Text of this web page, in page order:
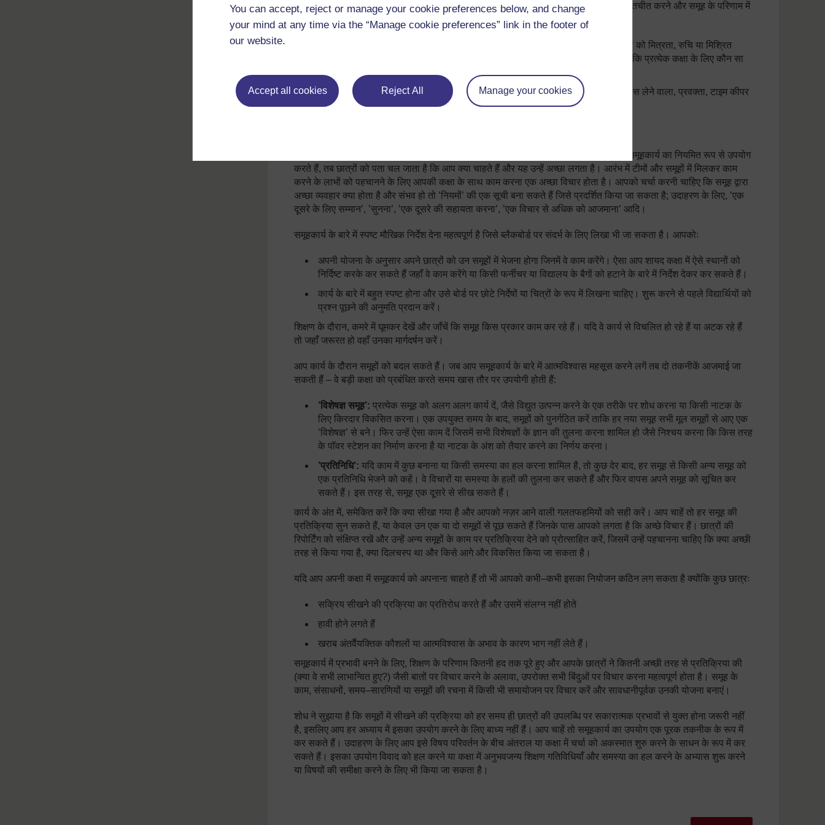
You can accept, reject or manage your cookie preferences below, and change
your mind at any time via the “Manage cookie preferences” link in the footer of
our website.
Accept all cookies Reject All Manage your cookies
उम्र के दायरे पर निर्भर करेगा। आदर्श रूप से समूह में हर एक को एक दूसरे से मिलने, बिना चिल्लाए बातचीत करने और समूह के परिणाम में
योगदान करना चाहिए।
तय करें कि आप छात्रों को कैसे और क्यों समूहों में विभाजित करेंगे; उदाहरण के लिए, आप समूहों को मित्रता, रुचि या मिश्रित
दक्षता के अनुसार विभाजित कर सकते हैं। अलग अलग तरीकों का प्रयोग करें और समीक्षा करें कि प्रत्येक कक्षा के लिए कौन सा
इस बात की योजना बनाएं कि समूह के सदस्यों को आप क्या भूमिकाएं देंगे (उदाहरण के लिए, नोटस लेने वाला, प्रवक्ता, टाइम कीपर
या उपकरण का संग्रहकर्ता), और कि इसे कैसे स्पष्ट करेंगे।
अच्छे समूहकार्य को प्रबंधित करने के लिए आप दिनचर्या और नियम निर्धारित कर सकते हैं। जब आप समूहकार्य का नियमित रूप से उपयोग
करते हैं, तब छात्रों को पता चल जाता है कि आप क्या चाहते हैं और यह उन्हें अच्छा लगता है। आरंभ में टीमों और समूहों में मिलकर काम
करने के लाभों को पहचानने के लिए आपकी कक्षा के साथ काम करना एक अच्छा विचार होता है। आपको चर्चा करनी चाहिए कि समूह द्वारा
अच्छा व्यवहार क्या होता है और संभव हो तो ’नियमों’ की एक सूची बना सकते हैं जिसे प्रदर्शित किया जा सकता है; उदाहरण के लिए, ’एक
दूसरे के लिए सम्मान’, ’सुनना’, ’एक दूसरे की सहायता करना’, ’एक विचार से अधिक को आजमाना’ आदि।
समूहकार्य के बारे में स्पष्ट मौखिक निर्देश देना महत्वपूर्ण है जिसे ब्लैकबोर्ड पर संदर्भ के लिए लिखा भी जा सकता है। आपकोः
अपनी योजना के अनुसार अपने छात्रों को उन समूहों में भेजना होगा जिनमें वे काम करेंगे। ऐसा आप शायद कक्षा में ऐसे स्थानों को
निर्दिष्ट करके कर सकते हैं जहाँ वे काम करेंगे या किसी फर्नीचर या विद्यालय के बैगों को हटाने के बारे में निर्देश देकर कर सकते हैं।
कार्य के बारे में बहुत स्पष्ट होना और उसे बोर्ड पर छोटे निर्देषों या चित्रों के रूप में लिखना चाहिए। शुरू करने से पहले विद्यार्थियों को
प्रश्न पूछने की अनुमति प्रदान करें।
शिक्षण के दौरान, कमरे में घूमकर देखें और जाँचें कि समूह किस प्रकार काम कर रहे हैं। यदि वे कार्य से विचलित हो रहे हैं या अटक रहे हैं
तो जहाँ जरूरत हो वहाँ उनका मार्गदर्षन करें।
आप कार्य के दौरान समूहों को बदल सकते हैं। जब आप समूहकार्य के बारे में आत्मविश्वास महसूस करने लगें तब दो तकनीकें आजमाई जा
सकती हैं – वे बड़ी कक्षा को प्रबंधित करते समय खास तौर पर उपयोगी होती हैं:
’विशेषज्ञ समूह’: प्रत्येक समूह को अलग अलग कार्य दें, जैसे विद्युत उत्पन्न करने के एक तरीके पर शोध करना या किसी नाटक के
लिए किरदार विकसित करना। एक उपयुक्त समय के बाद, समूहों को पुनर्गठित करें ताकि हर नया समूह सभी मूल समूहों से आए एक
’विशेषज्ञ’ से बने। फिर उन्हें ऐसा काम दें जिसमें सभी विशेषज्ञों के ज्ञान की तुलना करना शामिल हो जैसे निश्चय करना कि किस तरह
के पॉवर स्टेशन का निर्माण करना है या नाटक के अंश को तैयार करने का निर्णय करना।
’प्रतिनिधि’: यदि काम में कुछ बनाना या किसी समस्या का हल करना शामिल है, तो कुछ देर बाद, हर समूह से किसी अन्य समूह को
एक प्रतिनिधि भेजने को कहें। वे विचारों या समस्या के हलों की तुलना कर सकते हैं और फिर वापस अपने समूह को सूचित कर
सकते हैं। इस तरह से, समूह एक दूसरे से सीख सकते हैं।
कार्य के अंत में, समेकित करें कि क्या सीखा गया है और आपको नज़र आने वाली गलतफहमियों को सही करें। आप चाहें तो हर समूह की
प्रतिक्रिया सुन सकते हैं, या केवल उन एक या दो समूहों से पूछ सकते हैं जिनके पास आपको लगता है कि अच्छे विचार हैं। छात्रों की
रिपोर्टिंग को संक्षिप्त रखें और उन्हें अन्य समूहों के काम पर प्रतिक्रिया देने को प्रोत्साहित करें, जिसमें उन्हें पहचानना चाहिए कि क्या अच्छी
तरह से किया गया है, क्या दिलचस्प था और किसे आगे और विकसित किया जा सकता है।
यदि आप अपनी कक्षा में समूहकार्य को अपनाना चाहते हैं तो भी आपको कभी–कभी इसका नियोजन कठिन लग सकता है क्योंकि कुछ छात्रः
सक्रिय सीखने की प्रक्रिया का प्रतिरोध करते हैं और उसमें संलग्न नहीं होते
हावी होने लगते हैं
खराब अंतर्वैयक्तिक कौशलों या आत्मविश्वास के अभाव के कारण भाग नहीं लेते हैं।
समूहकार्य में प्रभावी बनने के लिए, शिक्षण के परिणाम कितनी हद तक पूरे हुए और आपके छात्रों ने कितनी अच्छी तरह से प्रतिक्रिया की
(क्या वे सभी लाभान्वित हुए?) जैसी बातों पर विचार करने के अलावा, उपरोक्त सभी बिंदुओं पर विचार करना महत्वपूर्ण होता है। समूह के
काम, संसाधनों, समय–सारणियों या समूहों की रचना में किसी भी समायोजन पर विचार करें और सावधानीपूर्वक उनकी योजना बनाएं।
शोध ने सुझाया है कि समूहों में सीखने की प्रक्रिया को हर समय ही छात्रों की उपलब्धि पर सकारात्मक प्रभावों से युक्त होना जरूरी नहीं
है, इसलिए आप हर अध्याय में इसका उपयोग करने के लिए बाध्य नहीं हैं। आप चाहें तो समूहकार्य का उपयोग एक पूरक तकनीक के रूप में
कर सकते हैं। उदाहरण के लिए आप इसे विषय परिवर्तन के बीच अंतराल या कक्षा में चर्चा को अकस्मात शुरु करने के साधन के रूप में कर
सकते हैं। इसका उपयोग विवाद को हल करने या कक्षा में अनुभवजन्य शिक्षण गतिविधियाँ और समस्या का हल करने के अभ्यास शुरू करने
या विषयों की समीक्षा करने के लिए भी किया जा सकता है।